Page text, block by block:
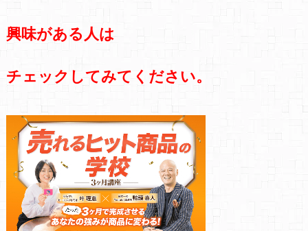
興味がある人は
チェックしてみてください。